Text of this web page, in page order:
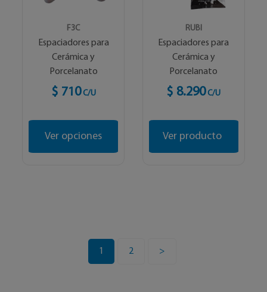
F3C
Espaciadores para
Cerámica y
Porcelanato
$ 710 C/U
Ver opciones
RUBI
Espaciadores para
Cerámica y
Porcelanato
$ 8.290 C/U
Ver producto
1 2 >